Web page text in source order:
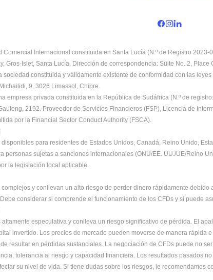
Comercial Internacional constituida en Santa Lucía (N.º de Registro
Gros-Islet, Santa Lucía. Dirección de correspondencia: Suite No. 2,
sociedad constituida y válidamente existente de conformidad con las
9, 3026 Limassol, Chipre.
empresa privada constituida en la República de Sudáfrica (N.º de
2192. Proveedor de Servicios Financieros (FSP), Licencia de
por la Financial Sector Conduct Authority (FSCA).
disponibles para residentes de Estados Unidos, Canadá, Reino Unido,
personas sujetas a sanciones internacionales (ONU/EE. UU./UE/Reino
la legislación local aplicable.
complejos y conllevan un alto riesgo de perder dinero rápidamente
considerar si comprende el funcionamiento de los CFDs y si puede
altamente especulativa y conlleva un riesgo significativo de pérdida. El
invertido. Los precios de mercado pueden moverse de manera
resultar en pérdidas sustanciales. La negociación de CFDs puede no
tolerancia al riesgo y capacidad financiera. Los resultados pasados
su nivel de vida. Si tiene dudas sobre los riesgos, le recomendamos